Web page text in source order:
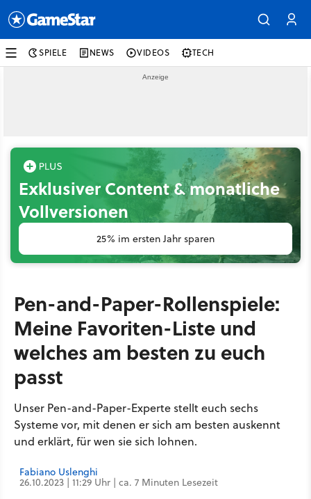
SPIELE NEWS VIDEOS TECH
Exklusiver Content & monatliche
Vollversionen
25% im ersten Jahr sparen
Pen-and-Paper-Rollenspiele:
Meine Favoriten-Liste und
welches am besten zu euch
passt
Unser Pen-and-Paper-Experte stellt euch sechs
Systeme vor, mit denen er sich am besten auskennt
und erklärt, für wen sie sich lohnen.
Fabiano Uslenghi
26.10.2023 | 11:29 Uhr | ca. 7 Minuten Lesezeit